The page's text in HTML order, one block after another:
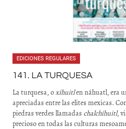
EDICIONES REGULARES
141. LA TURQUESA
La turquesa, oxíhuitlen náhuatl, era
apreciadas entre las elites mexicas.
piedras verdes llamadas chalchíhuitl,
precioso en todas las culturas